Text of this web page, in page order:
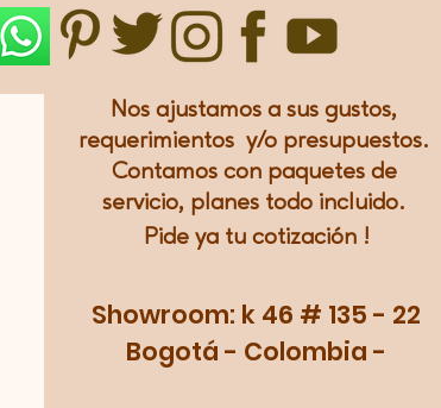
Nos ajustamos a sus gustos,
requerimientos y/o presupuestos.
Contamos con paquetes de
servicio, planes todo incluido.
Pide ya tu cotización !
Showroom: k 46 # 135 - 22
Bogotá - Colombia -